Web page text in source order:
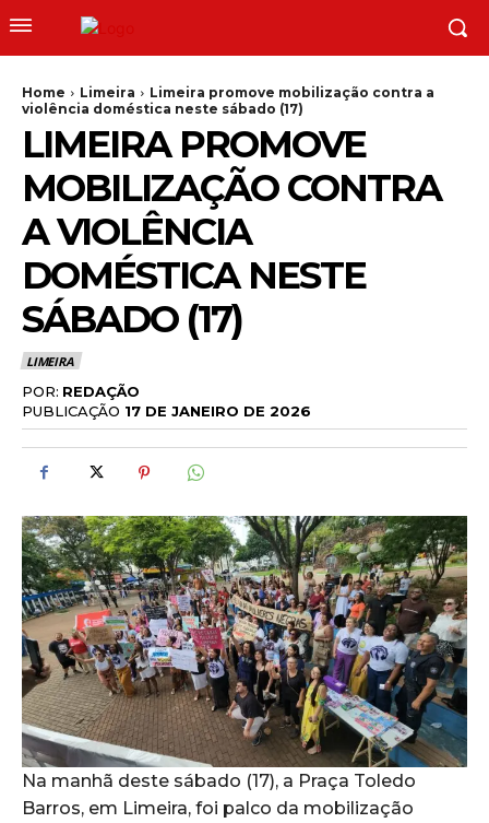
Home Limeira
Limeira promove mobilização contra a
violência doméstica neste sábado (17)
LIMEIRA PROMOVE
MOBILIZAÇÃO CONTRA
A VIOLÊNCIA
DOMÉSTICA NESTE
SÁBADO (17)
LIMEIRA
POR: REDAÇÃO
PUBLICAÇÃO 17 DE JANEIRO DE 2026
Na manhã deste sábado (17), a Praça Toledo
Barros, em Limeira, foi palco da mobilização